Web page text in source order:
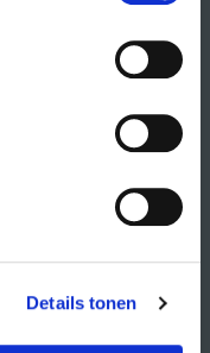
Details tonen